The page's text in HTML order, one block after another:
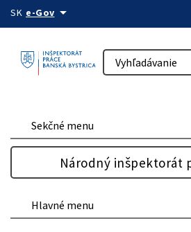
Preskočiť na obsah
SK e-Govarrow_drop_down
Sekčné menu
Národný inšpektorát
Hlavné menu